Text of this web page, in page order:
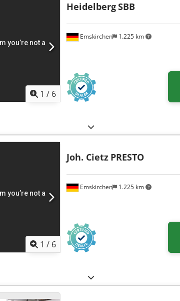
1 / 6
Emskirchen 1.225 km
HeidelbergSBB
1 / 6
Emskirchen 1.225 km
Joh. Cietz PRESTO